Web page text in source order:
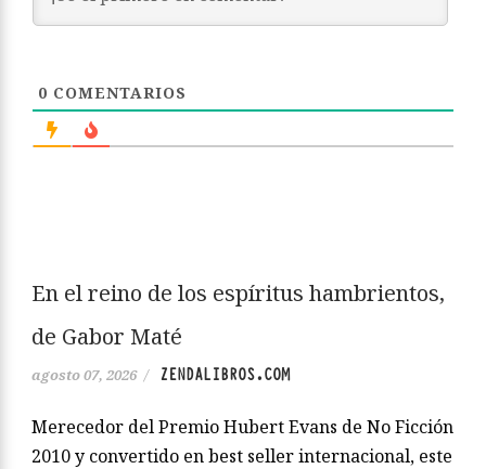
0 COMENTARIOS
En el reino de los espíritus hambrientos,
de Gabor Maté
agosto 07, 2026 / ZENDALIBROS.COM
Merecedor del Premio Hubert Evans de No Ficción
2010 y convertido en best seller internacional, este